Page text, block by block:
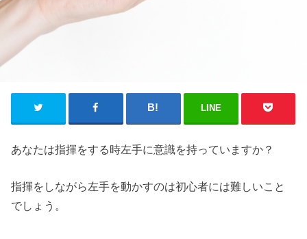
LINE
あなたは指揮をする時左手に意識を持っていますか？
指揮をしながら左手を動かすのは初心者には難しいこと
でしょう。